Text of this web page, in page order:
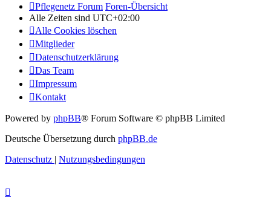
Pflegenetz Forum Foren-Übersicht
Alle Zeiten sind UTC+02:00
Alle Cookies löschen
Mitglieder
Datenschutzerklärung
Das Team
Impressum
Kontakt
Powered by phpBB® Forum Software © phpBB Limited
Deutsche Übersetzung durch phpBB.de
Datenschutz | Nutzungsbedingungen